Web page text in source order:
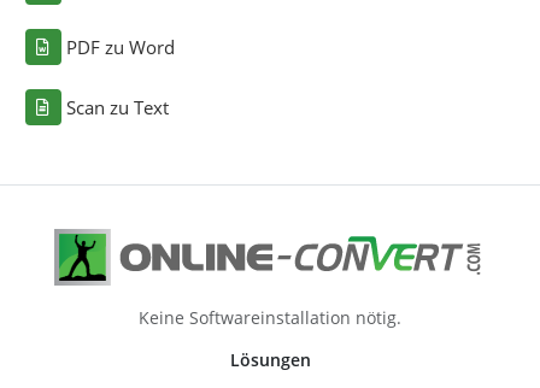
PDF zu Word
Scan zu Text
Keine Softwareinstallation nötig.
Lösungen